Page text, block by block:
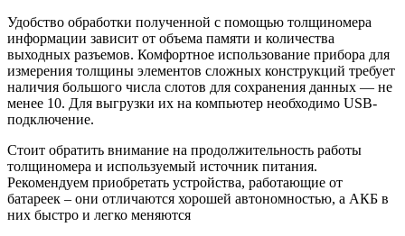
Удобство обработки полученной с помощью толщиномера
информации зависит от объема памяти и количества
выходных разъемов. Комфортное использование прибора для
измерения толщины элементов сложных конструкций требует
наличия большого числа слотов для сохранения данных — не
менее 10. Для выгрузки их на компьютер необходимо USB-
подключение.
Стоит обратить внимание на продолжительность работы
толщиномера и используемый источник питания.
Рекомендуем приобретать устройства, работающие от
батареек – они отличаются хорошей автономностью, а АКБ в
них быстро и легко меняются